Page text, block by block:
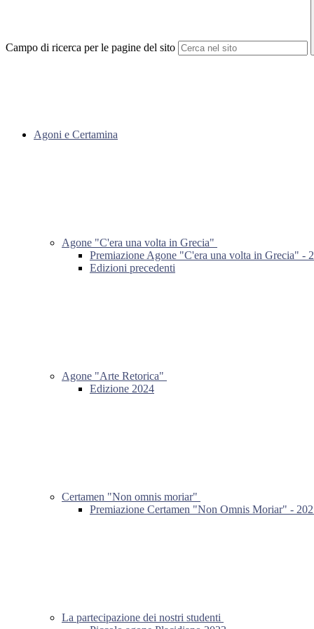
Campo di ricerca per le pagine del sito
Agoni e Certamina
Agone "C'era una volta in Grecia"
Premiazione Agone "C'era una volta in Grecia" -
Edizioni precedenti
Agone "Arte Retorica"
Edizione 2024
Certamen "Non omnis moriar"
Premiazione Certamen "Non Omnis Moriar" -
La partecipazione dei nostri studenti